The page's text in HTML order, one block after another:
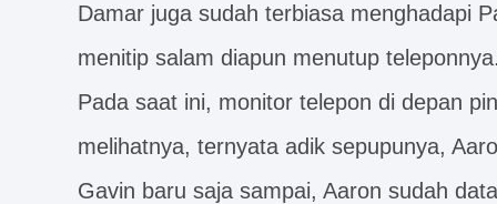
Damar juga sudah terbiasa menghadapi
menitip salam diapun menutup
Pada saat ini, monitor telepon di depan
melihatnya, ternyata adik sepupunya,
Gavin baru saja sampai, Aaron sudah